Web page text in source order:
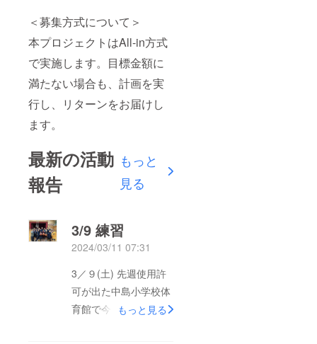
＜募集方式について＞
本プロジェクトはAll-in方式
で実施します。目標金額に
満たない場合も、計画を実
行し、リターンをお届けし
ます。
最新の活動
報告
もっと
見る
3/9 練習
2024/03/11 07:31
3／９(土) 先週使用許
可が出た中島小学校体
育館で今年初めて練習
もっと見る